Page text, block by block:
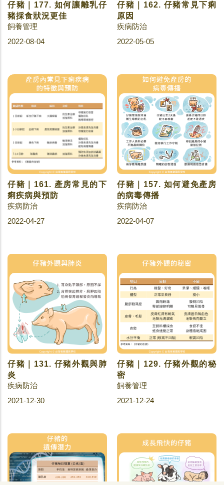
仔豬｜177. 如何讓離乳仔
豬採食狀況更佳
飼養管理
2022-08-04
仔豬｜162. 仔豬常見下痢
原因
疾病防治
2022-05-05
仔豬｜161. 產房常見的下
痢疾病與預防
疾病防治
2022-04-27
仔豬｜157. 如何避免產房
的病毒傳播
疾病防治
2022-04-07
仔豬｜131. 仔豬外觀與肺
炎
疾病防治
2021-12-30
仔豬｜129. 仔豬外觀的秘
密
飼養管理
2021-12-24